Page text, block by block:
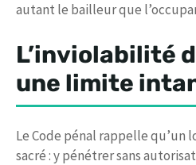
autant le bailleur que
L’inviolabilité
une limite
Le Code pénal rappelle qu’un
sacré : y pénétrer sans